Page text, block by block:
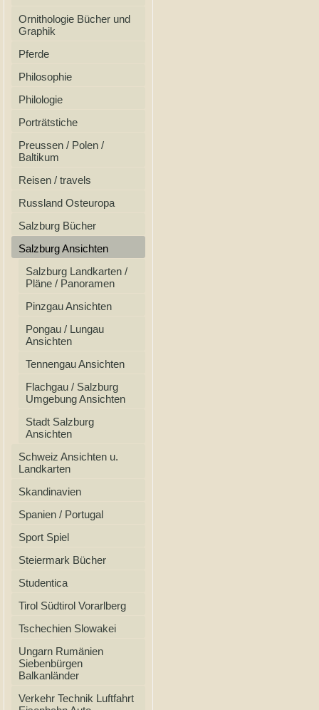
Ornithologie Bücher und
Graphik
Pferde
Philosophie
Philologie
Porträtstiche
Preussen / Polen /
Baltikum
Reisen / travels
Russland Osteuropa
Salzburg Bücher
Salzburg Ansichten
Salzburg Landkarten /
Pläne / Panoramen
Pinzgau Ansichten
Pongau / Lungau
Ansichten
Tennengau Ansichten
Flachgau / Salzburg
Umgebung Ansichten
Stadt Salzburg
Ansichten
Schweiz Ansichten u.
Landkarten
Skandinavien
Spanien / Portugal
Sport Spiel
Steiermark Bücher
Studentica
Tirol Südtirol Vorarlberg
Tschechien Slowakei
Ungarn Rumänien
Siebenbürgen
Balkanländer
Verkehr Technik Luftfahrt